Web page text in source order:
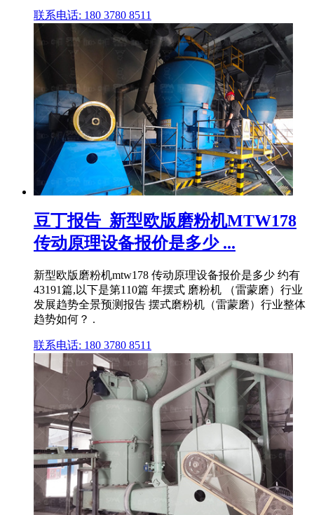
联系电话: 180 3780 8511
豆丁报告_新型欧版磨粉机MTW178
传动原理设备报价是多少 ...
新型欧版磨粉机mtw178 传动原理设备报价是多少 约有
43191篇,以下是第110篇 年摆式 磨粉机 （雷蒙磨）行业
发展趋势全景预测报告 摆式磨粉机（雷蒙磨）行业整体
趋势如何？ .
联系电话: 180 3780 8511